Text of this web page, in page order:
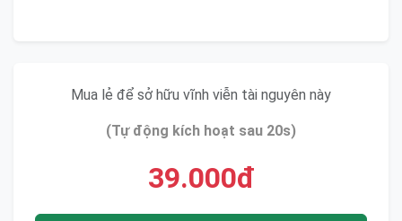
Mua lẻ để sở hữu vĩnh viễn tài nguyên này
(Tự động kích hoạt sau 20s)
39.000đ